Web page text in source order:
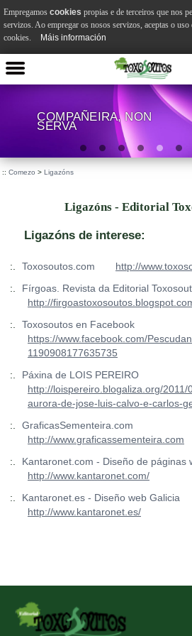
COMPAÑEIRA, NON
SERVA
:: Comezo > Ligazóns
Ligazóns - Editorial
Ligazóns de interese:
:. Toxosoutos.com http://
:. Fírgoas. Revista da Editorial
http://
:. Toxosoutos en Facebook
https://www.facebook.com/
1190908177635735
:. Páxina de LOIS PEREIRO
http://loispereiro.blogaliza.org/
aurora-de-jose-luis-calvo-e-carlos-
:. GraficasSementeira.com
http://www.graficassementeira.com
:. Kantaronet.com - Diseño de páginas
http://www.kantaronet.com/
:. Kantaronet.es - Diseño web Galicia
http://www.kantaronet.es/
Empregamos cookies propias e de terceiros que nos
servizos. Ao empregar os nosos servizos, aceptas o uso
cookies.
Máis información